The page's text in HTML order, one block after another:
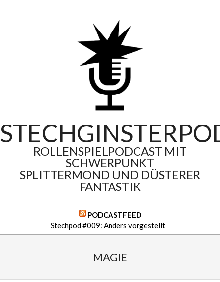
ROLLENSPIELPODCAST MIT
SCHWERPUNKT
SPLITTERMOND UND DÜSTERER
FANTASTIK
PODCASTFEED
Stechpod #009: Anders vorgestellt
MAGIE